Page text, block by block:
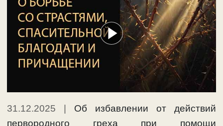
31.12.2025
Об избавлении от действий
первородного греха при помощи